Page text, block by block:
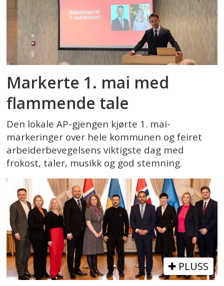
Markerte 1. mai med
flammende tale
Den lokale AP-gjengen kjørte 1. mai-
markeringer over hele kommunen og feiret
arbeiderbevegelsens viktigste dag med
frokost, taler, musikk og god stemning.
PLUSS